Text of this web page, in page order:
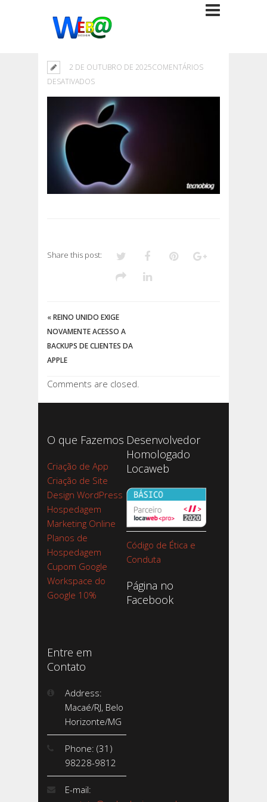
2 DE OUTUBRO DE 2025COMENTÁRIOS
DESATIVADOSEM
Share this post:
«REINO UNIDO EXIGE
NOVAMENTE ACESSO A
BACKUPS DE CLIENTES DA
APPLE
Comments are closed.
O que Fazemos
Criação de App
Criação de Site
Design WordPress
Hospedagem
Marketing Online
Planos de
Hospedagem
Cupom Google
Workspace do
Google 10%
Desenvolvedor
Homologado
Locaweb
Código de Ética e
Conduta
Página no
Facebook
Entre em
Contato
Address:
Macaé/RJ, Belo
Horizonte/MG
Phone: (31)
98228-9812
E-mail: